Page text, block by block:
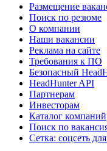
Размещение
Поиск по резюме
О компании
Наши вакансии
Реклама на сайте
Требования к ПО
Безопасный
HeadHunter API
Партнерам
Инвесторам
Каталог компаний
Поиск по
Сетка: соцсеть